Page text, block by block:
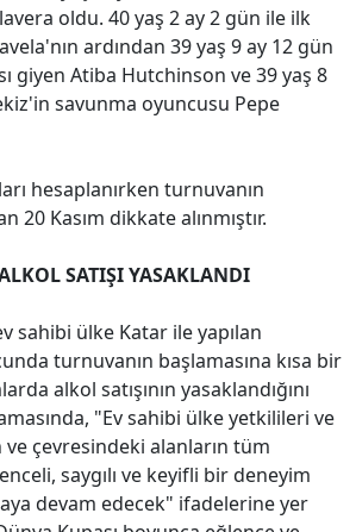
oldu. 40 yaş 2 ay 2 gün ile ilk
ardından 39 yaş 9 ay 12 gün
giyen Atiba Hutchinson ve 39 yaş 8
savunma oyuncusu Pepe
hesaplanırken turnuvanın
20 Kasım dikkate alınmıştır.
SATIŞI YASAKLANDI
sahibi ülke Katar ile yapılan
turnuvanın başlamasına kısa bir
alkol satışının yasaklandığını
"Ev sahibi ülke yetkilileri ve
ve çevresindeki alanların tüm
saygılı ve keyifli bir deneyim
devam edecek" ifadelerine yer